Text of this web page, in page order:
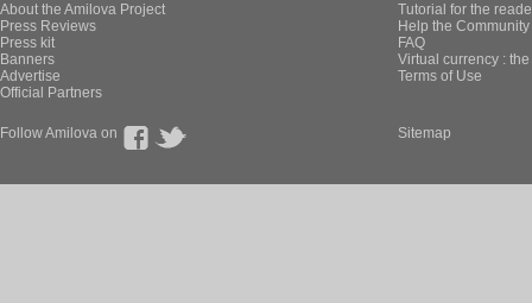
About the Amilova Project
Press Reviews
Press kit
Banners
Advertise
Official Partners
Tutorial for the
Help the
FAQ
Virtual currency :
Terms of Use
Follow Amilova on Sitemap